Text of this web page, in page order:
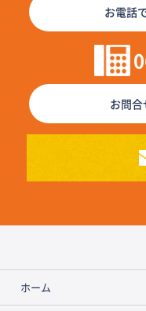
お電話
お問
ホーム